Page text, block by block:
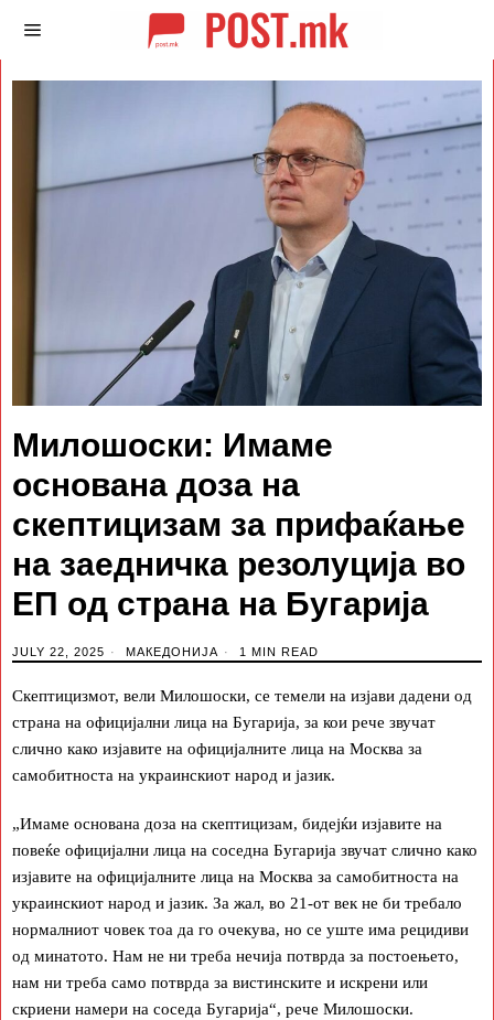
Милошоски: Имаме
основана доза на
скептицизам за прифаќање
на заедничка резолуција во
ЕП од страна на Бугарија
JULY 22, 2025 МАКЕДОНИЈА 1 MIN READ
Скептицизмот, вели Милошоски, се темели на изјави дадени од
страна на официјални лица на Бугарија, за кои рече звучат
слично како изјавите на официјалните лица на Москва за
самобитноста на украинскиот народ и јазик.
„Имаме основана доза на скептицизам, бидејќи изјавите на
повеќе официјални лица на соседна Бугарија звучат слично како
изјавите на официјалните лица на Москва за самобитноста на
украинскиот народ и јазик. За жал, во 21-от век не би требало
нормалниот човек тоа да го очекува, но се уште има рецидиви
од минатото. Нам не ни треба нечија потврда за постоењето,
нам ни треба само потврда за вистинските и искрени или
скриени намери на соседа Бугарија“, рече Милошоски.